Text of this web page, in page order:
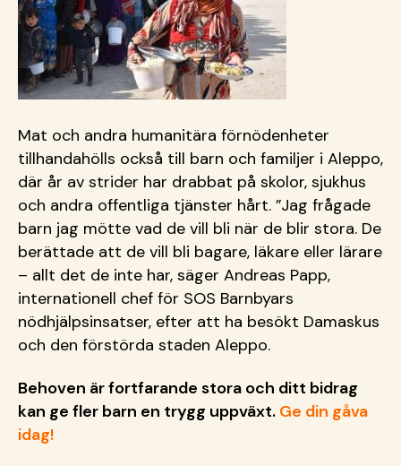
Mat och andra humanitära förnödenheter
tillhandahölls också till barn och familjer i Aleppo,
där år av strider har drabbat på skolor, sjukhus
och andra offentliga tjänster hårt. ”Jag frågade
barn jag mötte vad de vill bli när de blir stora. De
berättade att de vill bli bagare, läkare eller lärare
– allt det de inte har, säger Andreas Papp,
internationell chef för SOS Barnbyars
nödhjälpsinsatser, efter att ha besökt Damaskus
och den förstörda staden Aleppo.
Behoven är fortfarande stora och ditt bidrag
kan ge fler barn en trygg uppväxt. Ge din gåva
idag!